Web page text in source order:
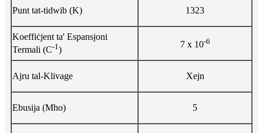
Punt tat-tidwib (K) 1323
Koeffiċjent ta' Espansjoni
Termali (C-1 )
7 x 10-6
Ajru tal-Klivage Xejn
Ebusija (Mho) 5